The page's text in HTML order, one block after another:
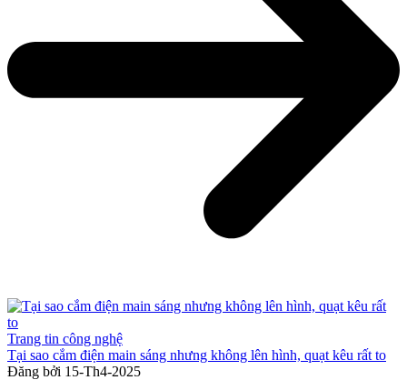
Trang tin công nghệ
Tại sao cắm điện main sáng nhưng không lên hình, quạt kêu rất to
Đăng bởi 15-Th4-2025